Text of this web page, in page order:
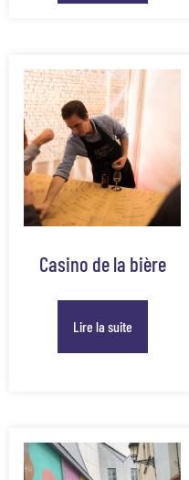
Casino de la bière
Lire la suite